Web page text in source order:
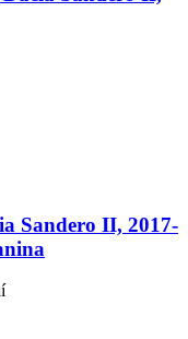
Sandero II, 2017-